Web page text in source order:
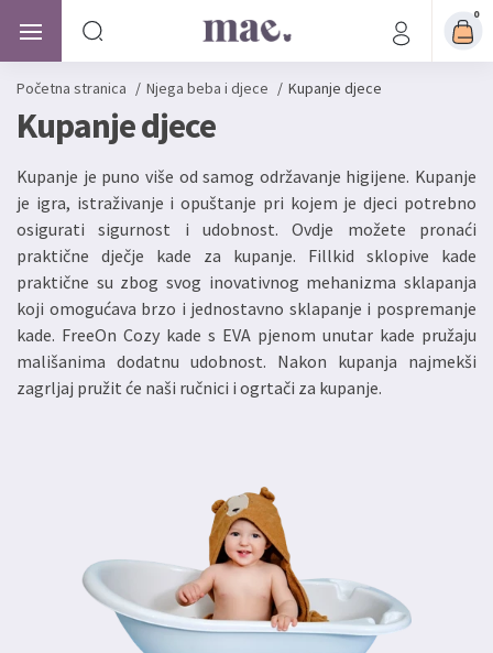
0
Početna stranica / Njega beba i djece / Kupanje djece
Kupanje djece
Kupanje je puno više od samog održavanje higijene. Kupanje
je igra, istraživanje i opuštanje pri kojem je djeci potrebno
osigurati sigurnost i udobnost. Ovdje možete pronaći
praktične dječje kade za kupanje. Fillkid sklopive kade
praktične su zbog svog inovativnog mehanizma sklapanja
koji omogućava brzo i jednostavno sklapanje i pospremanje
kade. FreeOn Cozy kade s EVA pjenom unutar kade pružaju
mališanima dodatnu udobnost. Nakon kupanja najmekši
zagrljaj pružit će naši ručnici i ogrtači za kupanje.